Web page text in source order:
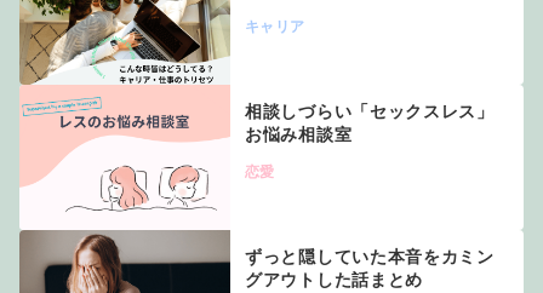
キャリア
相談しづらい「セックスレス」
お悩み相談室
恋愛
ずっと隠していた本音をカミン
グアウトした話まとめ